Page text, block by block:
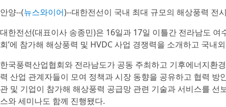
안양--(뉴스와이어)--대한전선이 국내 최대 규모의 해상풍력 전
대한전선(대표이사 송종민)은 16일과 17일 이틀간 전라남도
회’에 참가해 해상풍력 및 HVDC 사업 경쟁력을 소개하고 국
한국풍력산업협회와 전라남도가 공동 주최하고 기후에너지환
력 산업 관계자들이 모여 정책과 시장 동향을 공유하고 협력
관 및 기업이 참가해 해상풍력 공급망 관련 기술과 서비스를
스와 세미나도 함께 진행됐다.